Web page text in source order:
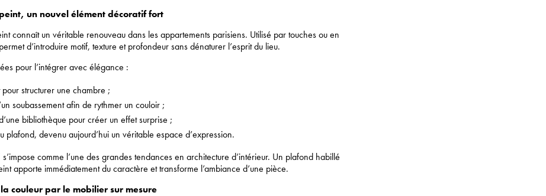
un nouvel élément décoratif fort
connaît un véritable renouveau dans les appartements parisiens. Utilisé par touches ou en
d’introduire motif, texture et profondeur sans dénaturer l’esprit du lieu.
pour l’intégrer avec élégance :
structurer une chambre ;
soubassement afin de rythmer un couloir ;
bibliothèque pour créer un effet surprise ;
plafond, devenu aujourd’hui un véritable espace d’expression.
s’impose comme l’une des grandes tendances en architecture d’intérieur. Un plafond habillé
apporte immédiatement du caractère et transforme l’ambiance d’une pièce.
couleur par le mobilier sur mesure